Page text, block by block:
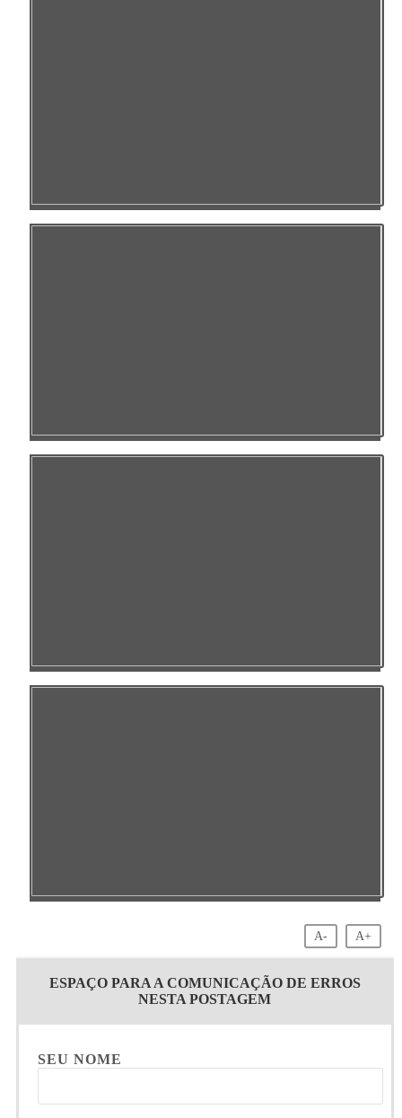
A- A+
ESPAÇO PARA A COMUNICAÇÃO DE ERROS
NESTA POSTAGEM
SEU NOME